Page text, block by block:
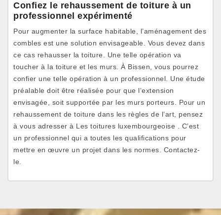
Confiez le rehaussement de toiture à un
professionnel expérimenté
Pour augmenter la surface habitable, l’aménagement des
combles est une solution envisageable. Vous devez dans
ce cas rehausser la toiture. Une telle opération va
toucher à la toiture et les murs. À Bissen, vous pourrez
confier une telle opération à un professionnel. Une étude
préalable doit être réalisée pour que l’extension
envisagée, soit supportée par les murs porteurs. Pour un
rehaussement de toiture dans les règles de l’art, pensez
à vous adresser à Les toitures luxembourgeoise . C’est
un professionnel qui a toutes les qualifications pour
mettre en œuvre un projet dans les normes. Contactez-
le.